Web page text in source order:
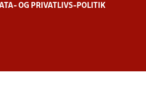
OG PRIVATLIVS-POLITIK